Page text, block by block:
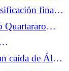
final
5,
Quartararo
de los
caída de Álex